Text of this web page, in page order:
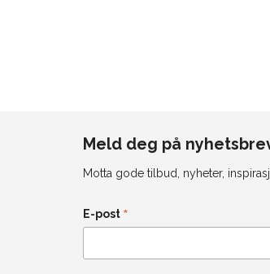
Meld deg på
Motta gode tilbud, nyheter,
E-post *